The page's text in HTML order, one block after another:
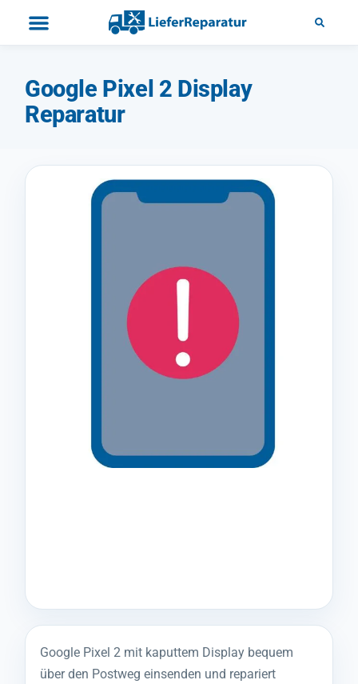
Google Pixel 2 Display
Reparatur
Google Pixel 2 mit kaputtem Display bequem
über den Postweg einsenden und repariert